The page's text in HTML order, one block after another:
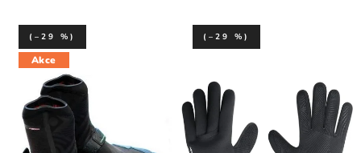
Akce
(–29 %) (–29 %)